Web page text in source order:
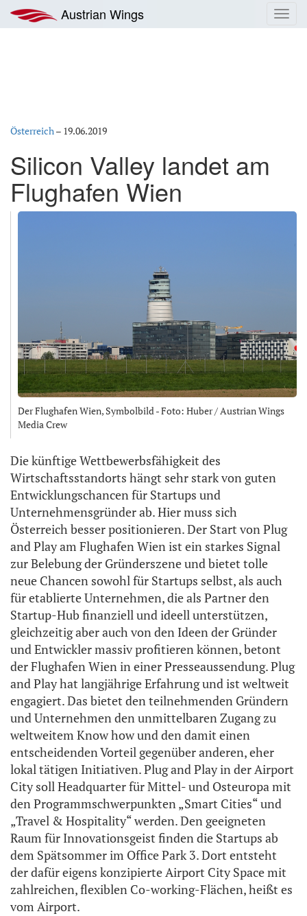
Inhalt
springen
Austrian Wings
Österreich– 19.06.2019
Silicon Valley landet am
Flughafen Wien
Der Flughafen Wien, Symbolbild - Foto: Huber / Austrian Wings
Media Crew
Die künftige Wettbewerbsfähigkeit des
Wirtschaftsstandorts hängt sehr stark von guten
Entwicklungschancen für Startups und
Unternehmensgründer ab. Hier muss sich
Österreich besser positionieren. Der Start von Plug
and Play am Flughafen Wien ist ein starkes Signal
zur Belebung der Gründerszene und bietet tolle
neue Chancen sowohl für Startups selbst, als auch
für etablierte Unternehmen, die als Partner den
Startup-Hub finanziell und ideell unterstützen,
gleichzeitig aber auch von den Ideen der Gründer
und Entwickler massiv profitieren können, betont
der Flughafen Wien in einer Presseaussendung. Plug
and Play hat langjährige Erfahrung und ist weltweit
engagiert. Das bietet den teilnehmenden Gründern
und Unternehmen den unmittelbaren Zugang zu
weltweitem Know how und den damit einen
entscheidenden Vorteil gegenüber anderen, eher
lokal tätigen Initiativen. Plug and Play in der Airport
City soll Headquarter für Mittel- und Osteuropa mit
den Programmschwerpunkten „Smart Cities“ und
„Travel & Hospitality“ werden. Den geeigneten
Raum für Innovationsgeist finden die Startups ab
dem Spätsommer im Office Park 3. Dort entsteht
der dafür eigens konzipierte Airport City Space mit
zahlreichen, flexiblen Co-working-Flächen, heißt es
vom Airport.